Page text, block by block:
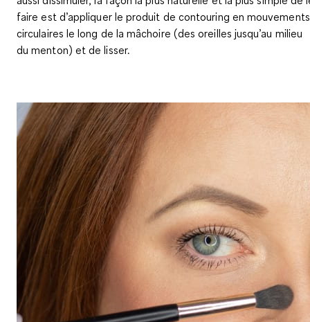
faire est d’appliquer leproduit de contouring en mouvements
circulaires le long de la mâchoire (des oreilles jusqu’au milieu
du menton) et de lisser.